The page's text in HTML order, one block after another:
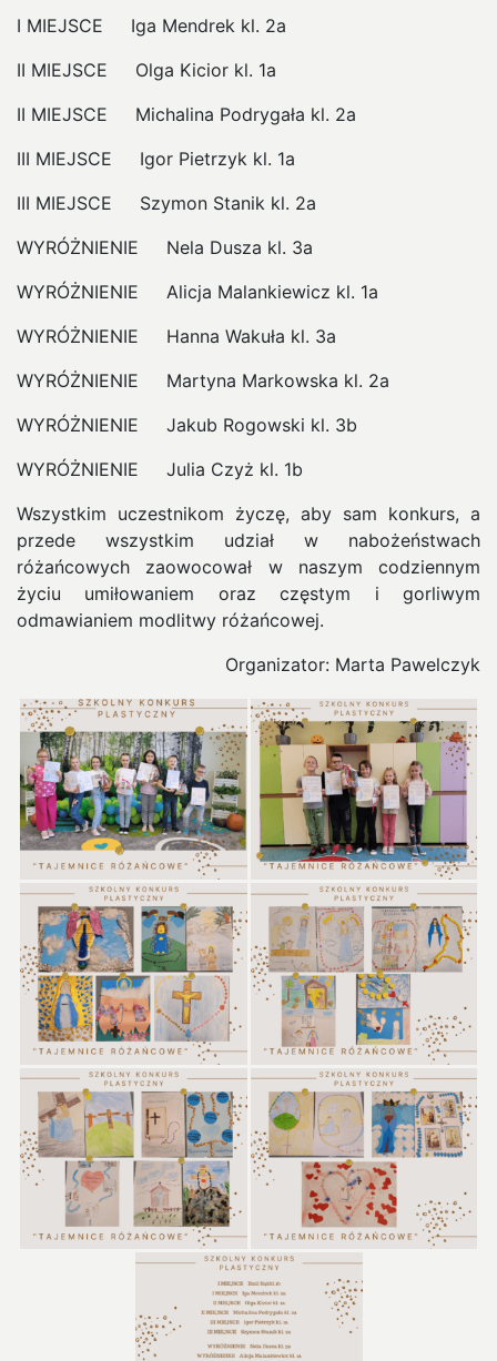
I MIEJSCE Iga Mendrek kl. 2a
II MIEJSCE Olga Kicior kl. 1a
II MIEJSCE Michalina Podrygała kl. 2a
III MIEJSCE Igor Pietrzyk kl. 1a
III MIEJSCE Szymon Stanik kl. 2a
WYRÓŻNIENIE Nela Dusza kl. 3a
WYRÓŻNIENIE Alicja Malankiewicz kl. 1a
WYRÓŻNIENIE Hanna Wakuła kl. 3a
WYRÓŻNIENIE Martyna Markowska kl. 2a
WYRÓŻNIENIE Jakub Rogowski kl. 3b
WYRÓŻNIENIE Julia Czyż kl. 1b
Wszystkim uczestnikom życzę, aby sam konkurs, a
przede wszystkim udział w nabożeństwach
różańcowych zaowocował w naszym codziennym
życiu umiłowaniem oraz częstym i gorliwym
odmawianiem modlitwy różańcowej.
Organizator: Marta Pawelczyk